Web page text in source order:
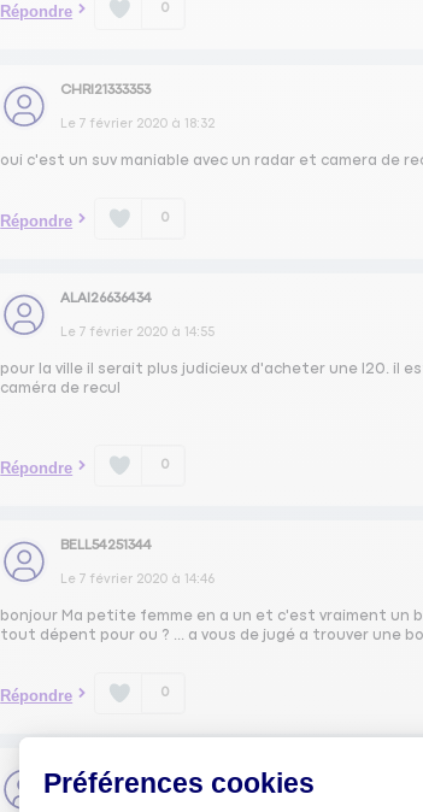
Répondre 0
CHRI21333353
Le7 février 2020 à 18:32
oui c'est un suv maniable avec un radar et camera de
Répondre 0
ALAI26636434
Le7 février 2020 à 14:55
pour la ville il serait plus judicieux d'acheter une I20. il
caméra de recul
Répondre 0
BELL54251344
Le7 février 2020 à 14:46
bonjour Ma petite femme en a un et c'est vraiment un
tout dépent pour ou ? ... a vous de jugé a trouver une
Répondre 0
BABE64514621
Préférences cookies